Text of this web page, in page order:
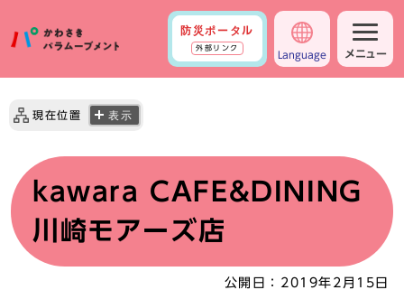
防災ポータル
外部リンク
Language メニュー
現在位置 表示
kawara CAFE&DINING
川崎モアーズ店
公開日： 2019年2月15日